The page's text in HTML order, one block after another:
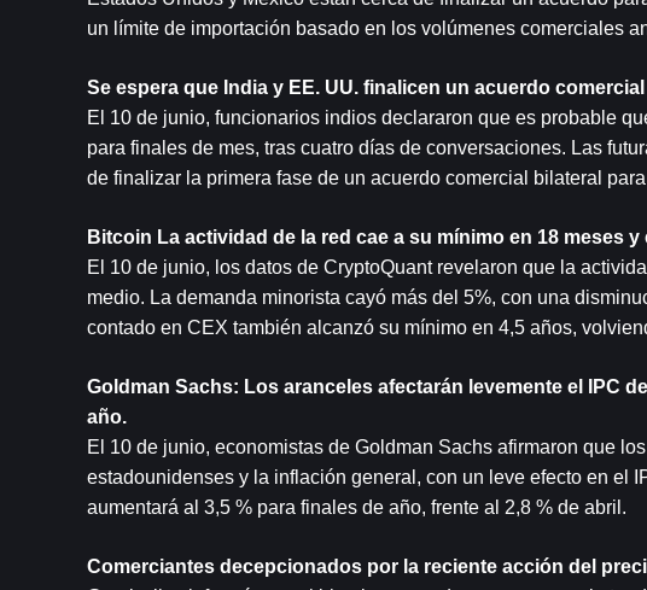
un límite de importación basado en los volúmenes comerciales
Se espera que India y EE. UU. finalicen un acuerdo comercial
El 10 de junio, funcionarios indios declararon que es probable
para finales de mes, tras cuatro días de conversaciones. Las
de finalizar la primera fase de un acuerdo comercial bilateral
Bitcoin La actividad de la red cae a su mínimo en 18 meses
El 10 de junio, los datos de CryptoQuant revelaron que la
medio. La demanda minorista cayó más del 5%, con una
contado en CEX también alcanzó su mínimo en 4,5 años,
Goldman Sachs: Los aranceles afectarán levemente el IPC
año.
El 10 de junio, economistas de Goldman Sachs afirmaron que
estadounidenses y la inflación general, con un leve efecto en el
aumentará al 3,5 % para finales de año, frente al 2,8 % de abril.
Comerciantes decepcionados por la reciente acción del